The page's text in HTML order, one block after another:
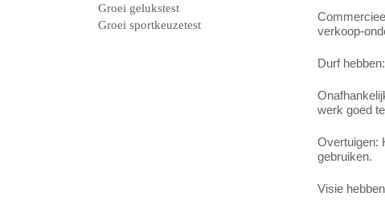
Groei gelukstest
Groei sportkeuzetest
verkoop-
Durf
werk goed
Overtuigen:
gebruiken.
Visie